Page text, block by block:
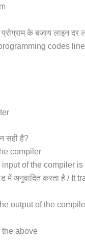
के बजाय लाइन दर
codes
सही है?
compiler
input of the compiler
में अनुवादित करता है /
output of the
above